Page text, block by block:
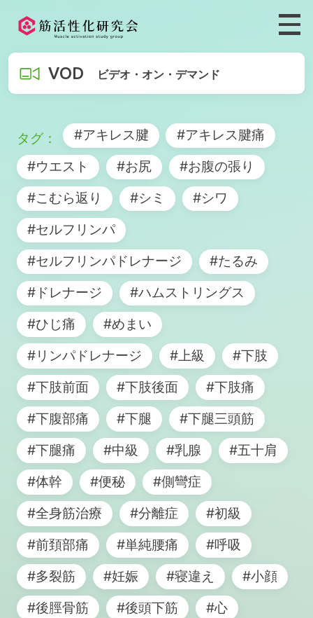
VOD ビデオ・オン・デマンド
#アキレス腱
#アキレス腱痛
#ウエスト
#お尻
#お腹の張り
#こむら返り
#シミ
#シワ
#セルフリンパ
#セルフリンパドレナージ
#たるみ
#ドレナージ
#ハムストリングス
#ひじ痛
#めまい
#リンパドレナージ
#上級
#下肢
#下肢前面
#下肢後面
#下肢痛
#下腹部痛
#下腿
#下腿三頭筋
#下腿痛
#中級 #乳腺
#五十肩
#体幹
#便秘
#側彎症
#全身筋治療
#分離症
#初級
#前頚部痛
#単純腰痛
#呼吸
#多裂筋
#妊娠 #寝違え
#小顔
#後脛骨筋
#後頭下筋
#心